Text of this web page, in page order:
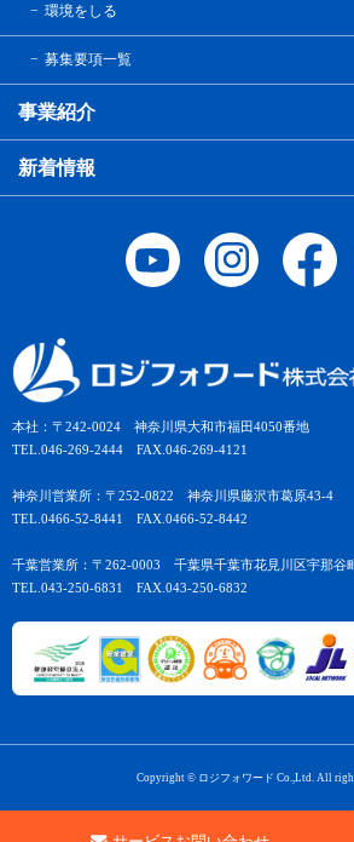
本社：〒242-0024 神奈川県大和市福田4050番地
TEL.046-269-2444 FAX.046-269-4121
神奈川営業所：〒252-0822 神奈川県藤沢市葛原43-4
TEL.0466-52-8441 FAX.0466-52-8442
千葉営業所：〒262-0003 千葉県千葉市花見川区宇那谷
TEL.043-250-6831 FAX.043-250-6832
環境をしる
募集要項一覧
事業紹介
新着情報
Copyright © ロジフォワード Co.,Ltd. All